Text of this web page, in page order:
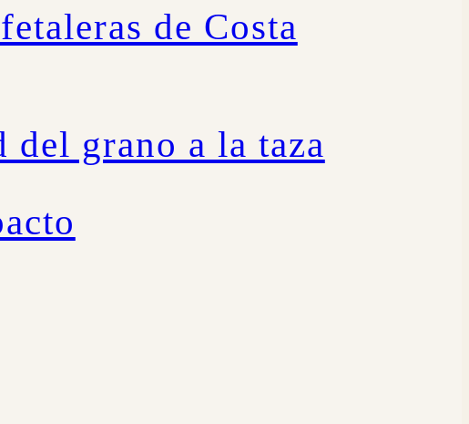
de Costa
del grano a la taza